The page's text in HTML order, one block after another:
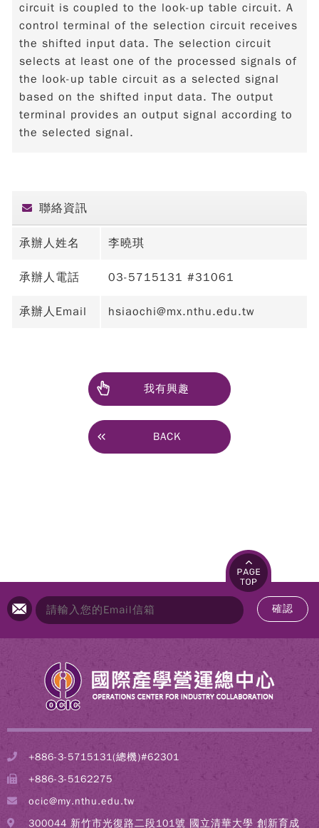
circuit is coupled to the look-up table circuit. A
control terminal of the selection circuit receives
the shifted input data. The selection circuit
selects at least one of the processed signals of
the look-up table circuit as a selected signal
based on the shifted input data. The output
terminal provides an output signal according to
the selected signal.
聯絡資訊
承辦人姓名 李曉琪
承辦人電話 03-5715131 #31061
承辦人Email hsiaochi@mx.nthu.edu.tw
我有興趣
BACK
確認
+886-3-5715131(總機)#62301
+886-3-5162275
ocic@my.nthu.edu.tw
300044 新竹市光復路二段101號 國立清華大學 創新育成